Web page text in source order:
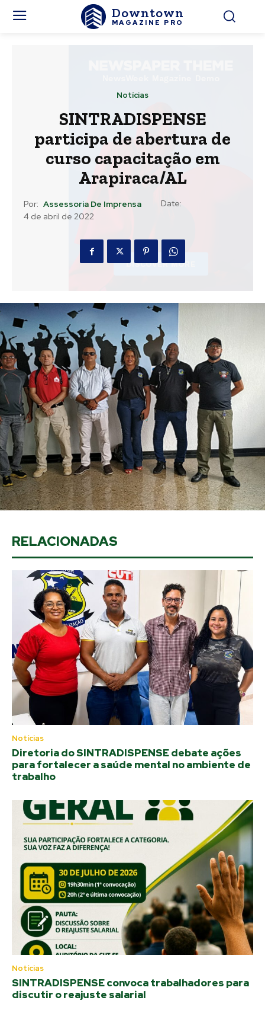
Downtown
MAGAZINE PRO
Notícias
SINTRADISPENSE
participa de abertura de
curso capacitação em
Arapiraca/AL
Por: Assessoria De Imprensa
Date:
4 de abril de 2022
RELACIONADAS
Notícias
Diretoria do SINTRADISPENSE debate ações
para fortalecer a saúde mental no ambiente de
trabalho
Notícias
SINTRADISPENSE convoca trabalhadores para
discutir o reajuste salarial